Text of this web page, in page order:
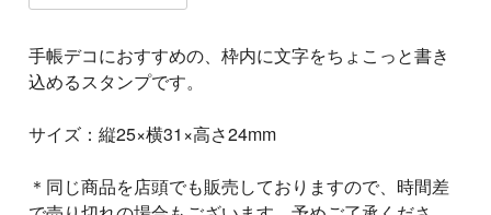
手帳デコにおすすめの、枠内に文字をちょこっと書き
込めるスタンプです。
サイズ：縦25×横31×高さ24mm
＊同じ商品を店頭でも販売しておりますので、時間差